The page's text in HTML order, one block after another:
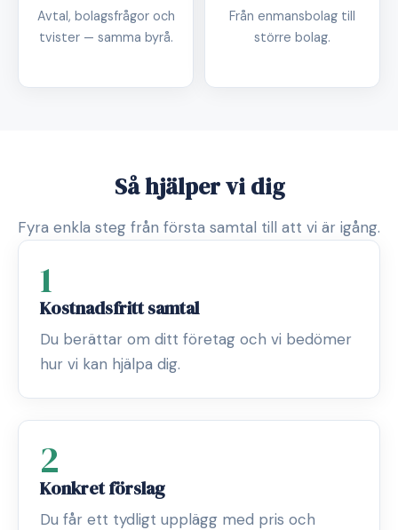
Avtal, bolagsfrågor och
tvister — samma byrå.
Från enmansbolag till
större bolag.
Så hjälper vi dig
Fyra enkla steg från första samtal till att vi är igång.
1
Kostnadsfritt samtal
Du berättar om ditt företag och vi bedömer
hur vi kan hjälpa dig.
2
Konkret förslag
Du får ett tydligt upplägg med pris och